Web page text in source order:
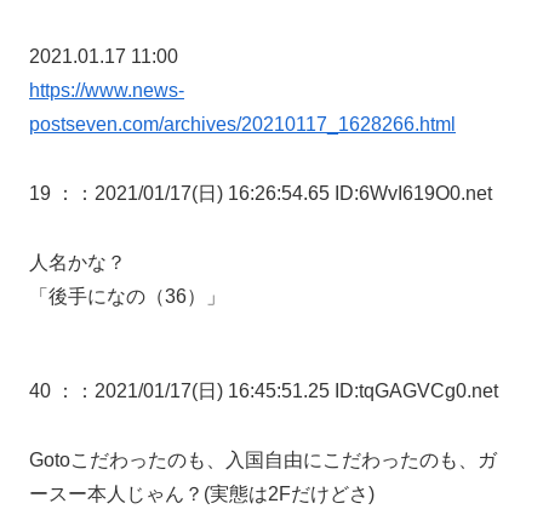
2021.01.17 11:00
https://www.news-
postseven.com/archives/20210117_1628266.html
19 ： ：2021/01/17(日) 16:26:54.65 ID:6WvI619O0.net
人名かな？
「後手になの（36）」
40 ： ：2021/01/17(日) 16:45:51.25 ID:tqGAGVCg0.net
Gotoこだわったのも、入国自由にこだわったのも、ガ
ースー本人じゃん？(実態は2Fだけどさ)